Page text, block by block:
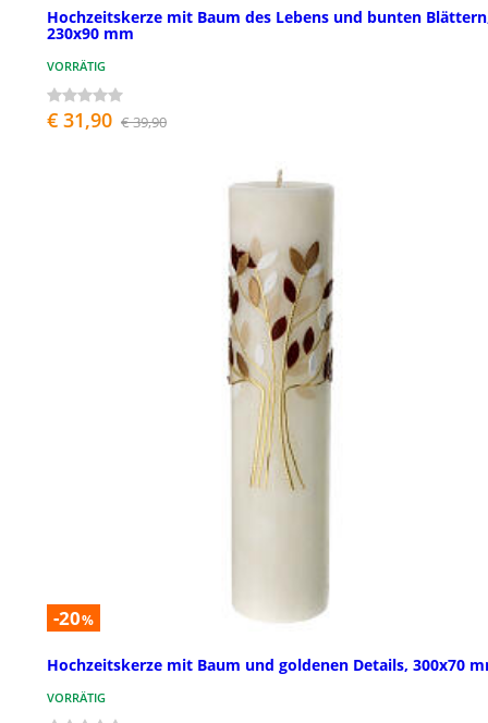
Hochzeitskerze mit Baum des Lebens und bunten
230x90 mm
VORRÄTIG
€ 31,90 € 39,90
-20%
Hochzeitskerze mit Baum und goldenen Details, 300x70
VORRÄTIG